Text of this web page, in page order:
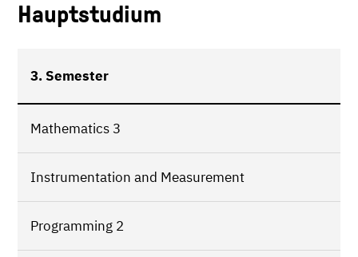
Hauptstudium
3. Semester
Mathematics 3
Instrumentation and Measurement
Programming 2